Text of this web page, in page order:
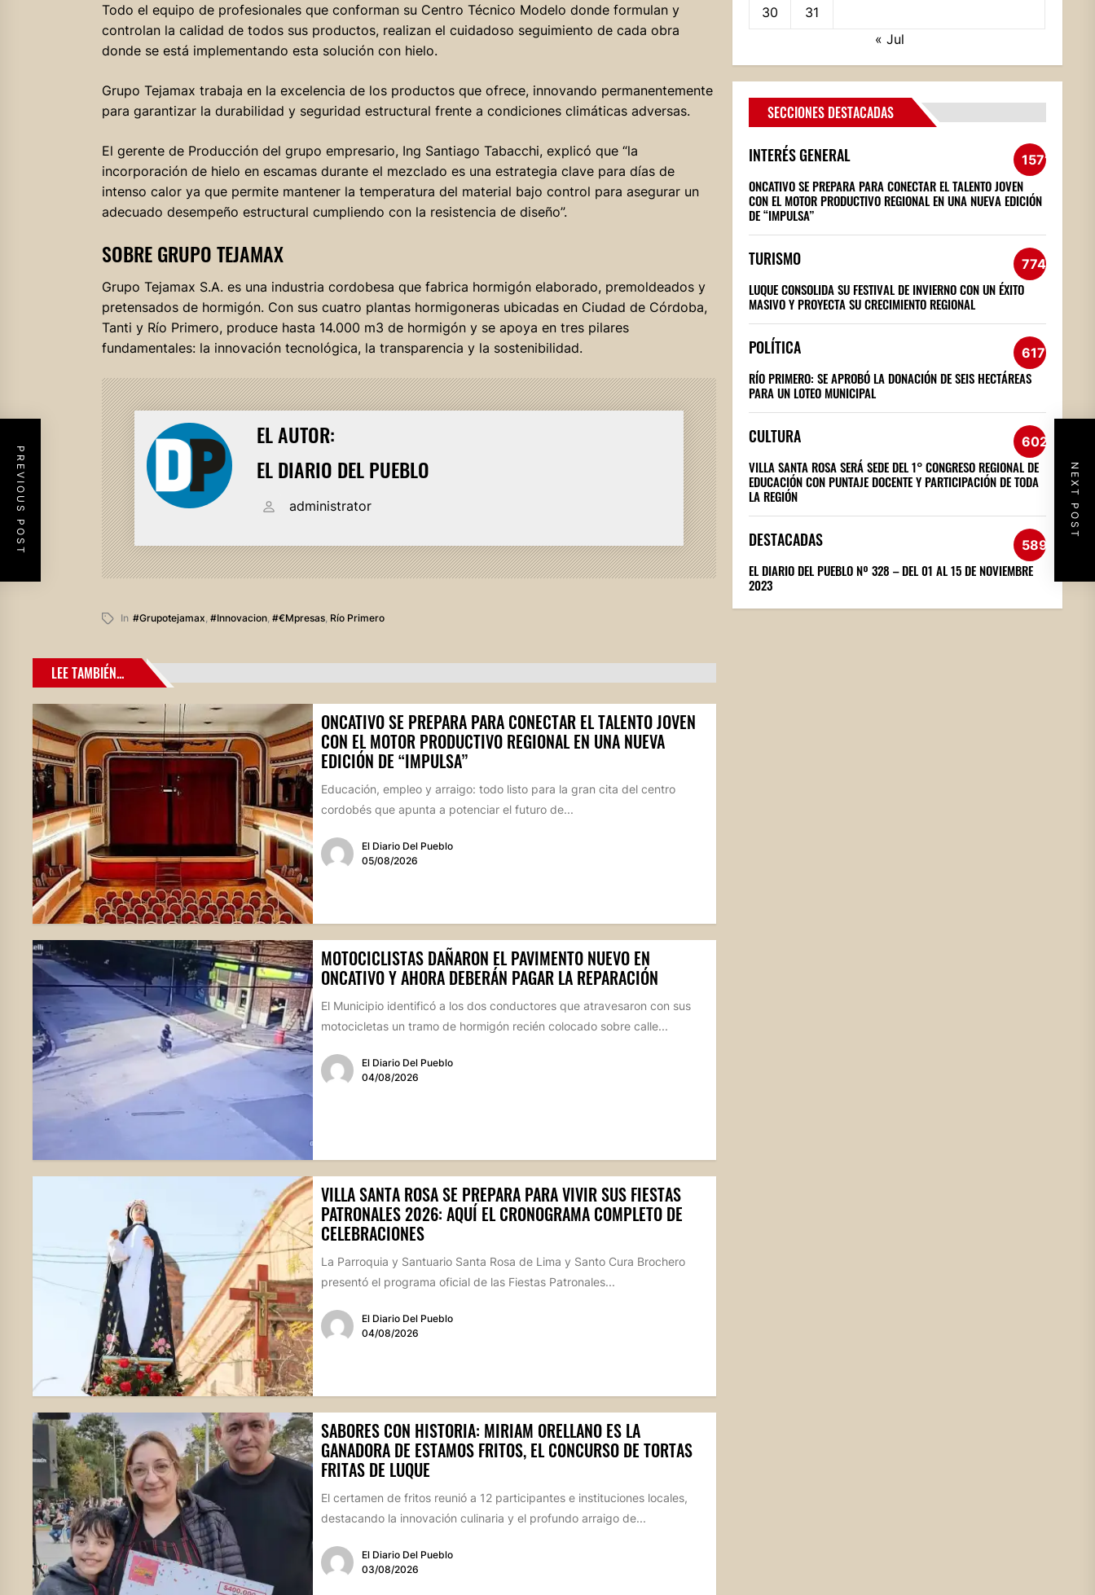
Todo el equipo de profesionales que conforman su Centro Técnico Modelo donde formulan y
controlan la calidad de todos sus productos, realizan el cuidadoso seguimiento de cada obra
donde se está implementando esta solución con hielo.
Grupo Tejamax trabaja en la excelencia de los productos que ofrece, innovando permanentemente
para garantizar la durabilidad y seguridad estructural frente a condiciones climáticas adversas.
El gerente de Producción del grupo empresario, Ing Santiago Tabacchi, explicó que “la
incorporación de hielo en escamas durante el mezclado es una estrategia clave para días de
intenso calor ya que permite mantener la temperatura del material bajo control para asegurar un
adecuado desempeño estructural cumpliendo con la resistencia de diseño”.
SOBRE GRUPO TEJAMAX
Grupo Tejamax S.A. es una industria cordobesa que fabrica hormigón elaborado, premoldeados y
pretensados de hormigón. Con sus cuatro plantas hormigoneras ubicadas en Ciudad de Córdoba,
Tanti y Río Primero, produce hasta 14.000 m3 de hormigón y se apoya en tres pilares
fundamentales: la innovación tecnológica, la transparencia y la sostenibilidad.
EL AUTOR:
EL DIARIO DEL PUEBLO
administrator
In #grupotejamax #innovacion, #€mpresas, Río Primero
PREVIOUS POST NEXT POST
LEE TAMBIÉN...
ONCATIVO SE PREPARA PARA CONECTAR EL TALENTO JOVEN
CON EL MOTOR PRODUCTIVO REGIONAL EN UNA NUEVA
EDICIÓN DE “IMPULSA”
Educación, empleo y arraigo: todo listo para la gran cita del centro
cordobés que apunta a potenciar el futuro de...
El Diario Del Pueblo
05/08/2026
MOTOCICLISTAS DAÑARON EL PAVIMENTO NUEVO EN
ONCATIVO Y AHORA DEBERÁN PAGAR LA REPARACIÓN
El Municipio identificó a los dos conductores que atravesaron con sus
motocicletas un tramo de hormigón recién colocado sobre calle...
El Diario Del Pueblo
04/08/2026
VILLA SANTA ROSA SE PREPARA PARA VIVIR SUS FIESTAS
PATRONALES 2026: AQUÍ EL CRONOGRAMA COMPLETO DE
CELEBRACIONES
La Parroquia y Santuario Santa Rosa de Lima y Santo Cura Brochero
presentó el programa oficial de las Fiestas Patronales...
El Diario Del Pueblo
04/08/2026
SABORES CON HISTORIA: MIRIAM ORELLANO ES LA
GANADORA DE ESTAMOS FRITOS, EL CONCURSO DE TORTAS
FRITAS DE LUQUE
El certamen de fritos reunió a 12 participantes e instituciones locales,
destacando la innovación culinaria y el profundo arraigo de...
El Diario Del Pueblo
03/08/2026
30
31
« Jul
SECCIONES DESTACADAS
INTERÉS GENERAL 1571
ONCATIVO SE PREPARA PARA CONECTAR EL TALENTO JOVEN
CON EL MOTOR PRODUCTIVO REGIONAL EN UNA NUEVA EDICIÓN
DE “IMPULSA”
TURISMO 774
LUQUE CONSOLIDA SU FESTIVAL DE INVIERNO CON UN ÉXITO
MASIVO Y PROYECTA SU CRECIMIENTO REGIONAL
POLÍTICA 617
RÍO PRIMERO: SE APROBÓ LA DONACIÓN DE SEIS HECTÁREAS
PARA UN LOTEO MUNICIPAL
CULTURA 602
VILLA SANTA ROSA SERÁ SEDE DEL 1° CONGRESO REGIONAL DE
EDUCACIÓN CON PUNTAJE DOCENTE Y PARTICIPACIÓN DE TODA
LA REGIÓN
DESTACADAS 589
EL DIARIO DEL PUEBLO Nº 328 – DEL 01 AL 15 DE NOVIEMBRE
2023